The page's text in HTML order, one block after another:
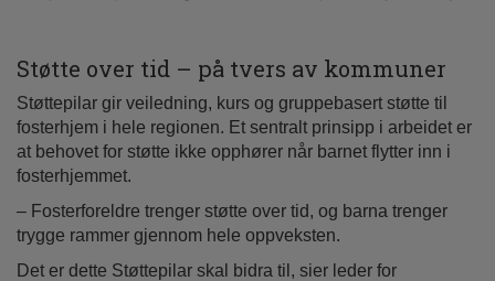
Støtte over tid – på tvers av kommuner
Støttepilar gir veiledning, kurs og gruppebasert støtte til
fosterhjem i hele regionen. Et sentralt prinsipp i arbeidet er
at behovet for støtte ikke opphører når barnet flytter inn i
fosterhjemmet.
– Fosterforeldre trenger støtte over tid, og barna trenger
trygge rammer gjennom hele oppveksten.
Det er dette Støttepilar skal bidra til, sier leder for